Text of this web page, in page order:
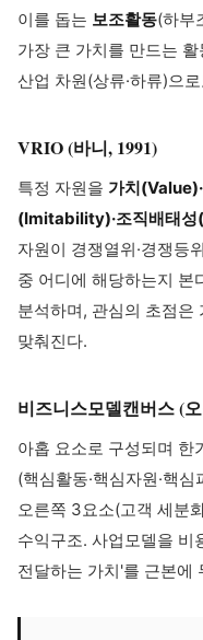
이를 돕는 보조활동(하부
가장 큰 가치를 만드는
산업 차원(상류·하류)으
VRIO (바니, 1991)
특정 자원을 가치
(Imitability)·조직배태
자원이 경쟁열위·경쟁등
중 어디에 해당하는지 본
분석하며, 관심의 초점은
맞춰진다.
비즈니스모델캔버스 (
아홉 요소로 구성되며 한
(핵심활동·핵심자원·핵
오른쪽 3요소(고객 세분
수익구조. 사업모델을 비
전달하는 가치'를 근본에